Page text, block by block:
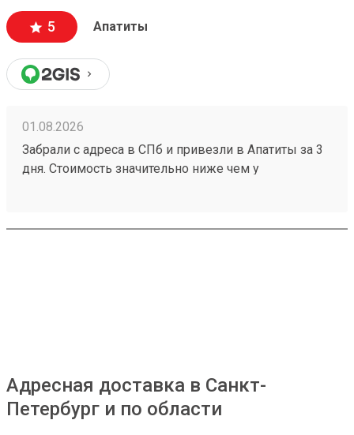
5 Апатиты
01.08.2026
Забрали с адреса в СПб и привезли в Апатиты за 3
дня. Стоимость значительно ниже чем у
компанией! Номер заказа 260691900.
Адресная доставка в Санкт-
Петербург и по области